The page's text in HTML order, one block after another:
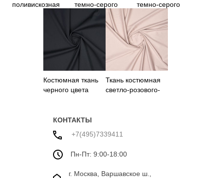
поливискозная
темно-серого
цвета
темно-серого
цвета
Костюмная ткань
черного цвета
Ткань костюмная
светло-розового-
КОНТАКТЫ
+7(495)7339411
Пн-Пт: 9:00-18:00
г. Москва, Варшавское ш.,